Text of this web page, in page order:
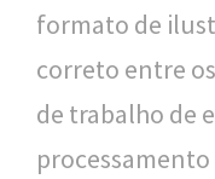
formato de
correto entre
de trabalho de